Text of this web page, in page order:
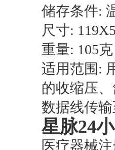
储存条件:
尺寸:
重量: 105克
适用范围:
的收缩压
数据线传
星脉24
医疗器械